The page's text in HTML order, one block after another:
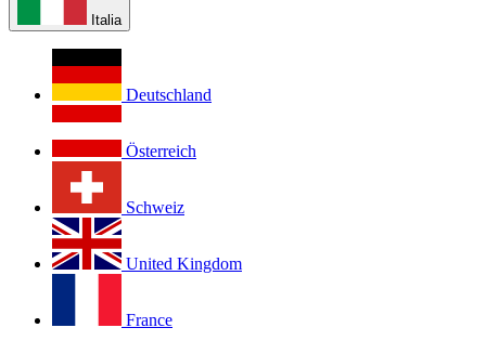
Italia
Deutschland
Österreich
Schweiz
United Kingdom
France